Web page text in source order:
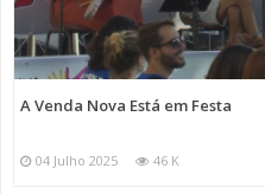
A Venda Nova Está em Festa
04 Julho 2025 46 K